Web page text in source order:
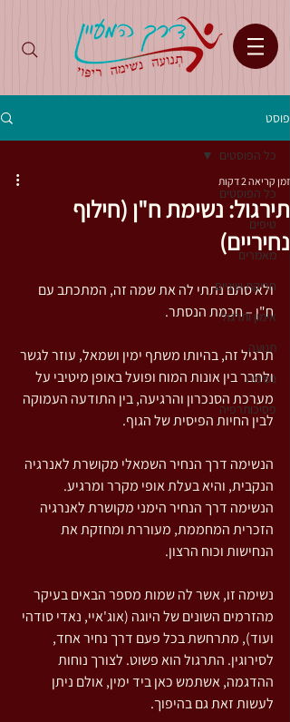
פוסט
כל הפוסטים
טיפים
מאמרים
חריקת שיניים
אימון ותרגול
תנועה
נשימה
פסיכותרפיה
כל הפוסטים
תירגול: נשימת ח"ן (חילוף
נחיריים)
זמן קריאה 2 דקות
ולא סתם נתתי לה את שמה זה, המתכתב עם
ח"ן – חכמת הנסתר.
תרגיל זה, בהיותו משתף ימין ושמאל, עוזר לגשר
ולחבר בין אונות המוח ופועל באופן מיטיבי על
מערכת הסנכרון והרגיעה, בין התודעה העמוקה
לבין החיות הפיסית של הגוף.
הנשימה דרך הנחיר השמאלי מקושרת לאנרגיה
הנקבית, והיא בעלת אופי מקרר ומרגיע.
הנשימה דרך הנחיר הימני מקושרת לאנרגיה
הזכרית המחממת, מעוררת ומחזקת את
הנחישות וכוח הרצון.
נשימה זו, אשר לה שמות מספר הבאים בעיקר
מהזרמים השונים של היוגה (אוג'איי, נאדי סודהי
ועוד), מתרחשת בכל פעם דרך נחיר אחד,
לסירוגין. התרגול הוא פשוט. לצורך נוחות
ההדגמה, אשתמש כאן ביד ימין, אולם ניתן
לעשות זאת גם בהיפוך.